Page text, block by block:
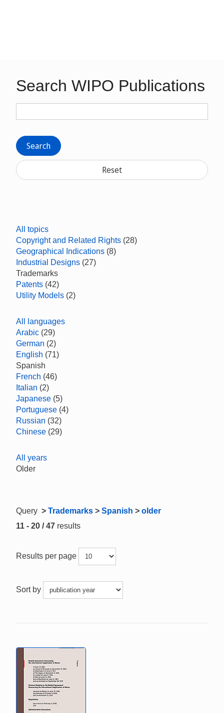
Search WIPO Publications
Search
Reset
All topics
Copyright and Related Rights (28)
Geographical Indications (8)
Industrial Designs (27)
Trademarks
Patents (42)
Utility Models (2)
All languages
Arabic (29)
German (2)
English (71)
Spanish
French (46)
Italian (2)
Japanese (5)
Portuguese (4)
Russian (32)
Chinese (29)
All years
Older
Query > Trademarks > Spanish > older
11 - 20 / 47 results
Results per page
Sort by